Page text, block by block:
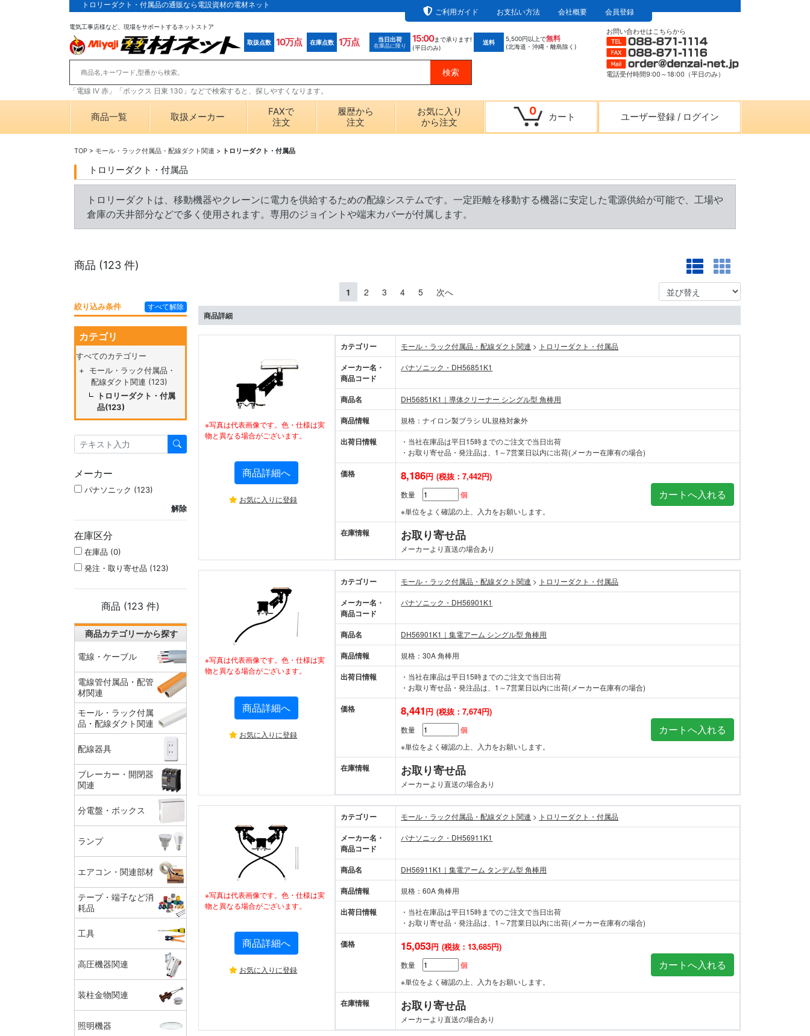
トロリーダクト・付属品の通販なら電設資材の電材ネット
ご利用ガイド
お支払い方法 会社概要 会員登録
電気工事店様など、現場をサポートするネットストア
取扱点数 10万点 在庫点数 1万点 当日出荷
在庫品に限り
15:00まで承ります!
(平日のみ)
送料 5,500円以上で無料
(北海道・沖縄・離島除く)
「電線 IV 赤」「ボックス 日東 130」などで検索すると、探しやすくなります。
お問い合わせはこちらから
電話受付時間9:00～18:00（平日のみ）
商品一覧 取扱メーカー
FAXで
注文
履歴から
注文
お気に入り
から注文
0 カート ユーザー登録 / ログイン
TOP > モール・ラック付属品・配線ダクト関連 > トロリーダクト・付属品
トロリーダクト・付属品
トロリーダクトは、移動機器やクレーンに電力を供給するための配線システムです。一定距離を移動する機器に安定した電源供給が可能で、工場や
倉庫の天井部分などで多く使用されます。専用のジョイントや端末カバーが付属します。
商品 (123 件)
1 2 3 4 5 次へ
商品詳細
※写真は代表画像です。色・仕様は実
物と異なる場合がございます。
商品詳細へ
お気に入りに登録
カテゴリー モール・ラック付属品・配線ダクト関連 > トロリーダクト・付属品
メーカー名・
商品コード
パナソニック・DH56851K1
商品名 DH56851K1｜導体クリーナー シングル型 角棒用
商品情報 規格：ナイロン製ブラシ UL規格対象外
出荷日情報
・当社在庫品は平日15時までのご注文で当日出荷
・お取り寄せ品・発注品は、1～7営業日以内に出荷(メーカー在庫有の場合)
価格 8,186円 (税抜：7,442円)
数量
個
※単位をよく確認の上、入力をお願いします。
在庫情報 お取り寄せ品
メーカーより直送の場合あり
※写真は代表画像です。色・仕様は実
物と異なる場合がございます。
商品詳細へ
お気に入りに登録
カテゴリー モール・ラック付属品・配線ダクト関連 > トロリーダクト・付属品
メーカー名・
商品コード
パナソニック・DH56901K1
商品名 DH56901K1｜集電アーム シングル型 角棒用
商品情報 規格：30A 角棒用
出荷日情報
・当社在庫品は平日15時までのご注文で当日出荷
・お取り寄せ品・発注品は、1～7営業日以内に出荷(メーカー在庫有の場合)
価格 8,441円 (税抜：7,674円)
数量
個
※単位をよく確認の上、入力をお願いします。
在庫情報 お取り寄せ品
メーカーより直送の場合あり
※写真は代表画像です。色・仕様は実
物と異なる場合がございます。
商品詳細へ
お気に入りに登録
カテゴリー モール・ラック付属品・配線ダクト関連 > トロリーダクト・付属品
メーカー名・
商品コード
パナソニック・DH56911K1
商品名 DH56911K1｜集電アーム タンデム型 角棒用
商品情報 規格：60A 角棒用
出荷日情報
・当社在庫品は平日15時までのご注文で当日出荷
・お取り寄せ品・発注品は、1～7営業日以内に出荷(メーカー在庫有の場合)
価格 15,053円 (税抜：13,685円)
数量
個
※単位をよく確認の上、入力をお願いします。
在庫情報 お取り寄せ品
メーカーより直送の場合あり
絞り込み条件 すべて解除
カテゴリ
すべてのカテゴリー
+
モール・ラック付属品・
配線ダクト関連 (123)
トロリーダクト・付属
品(123)
メーカー
パナソニック (123)
解除
在庫区分
在庫品 (0)
発注・取り寄せ品 (123)
商品 (123 件)
商品カテゴリーから探す
電線・ケーブル
電線管付属品・配管
材関連
モール・ラック付属
品・配線ダクト関連
配線器具
ブレーカー・開閉器
関連
分電盤・ボックス
ランプ
エアコン・関連部材
テープ・端子など消
耗品
工具
高圧機器関連
装柱金物関連
照明機器